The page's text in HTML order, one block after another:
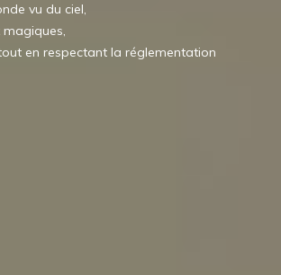
vu du ciel,
magiques,
en respectant la réglementation